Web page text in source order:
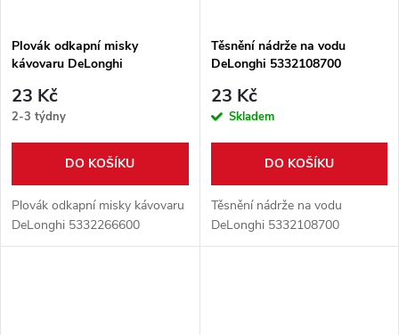
Plovák odkapní misky
kávovaru DeLonghi
23 Kč
2-3 týdny
DO KOŠÍKU
Plovák odkapní misky kávovaru
DeLonghi 5332266600
Těsnění nádrže na vodu
DeLonghi 5332108700
23 Kč
Skladem
DO KOŠÍKU
Těsnění nádrže na vodu
DeLonghi 5332108700